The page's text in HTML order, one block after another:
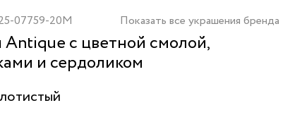
07759-20M Показать все украшения бренда
Antique с цветной смолой,
и сердоликом